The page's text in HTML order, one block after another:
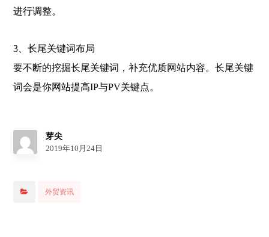
进行调整。
3、长尾关键词布局
要不断的挖掘长尾关键词，补充优质网站内容。长尾关键
词会是你网站提高IP与PV关键点。
芽尖
2019年10月24日
外贸资讯